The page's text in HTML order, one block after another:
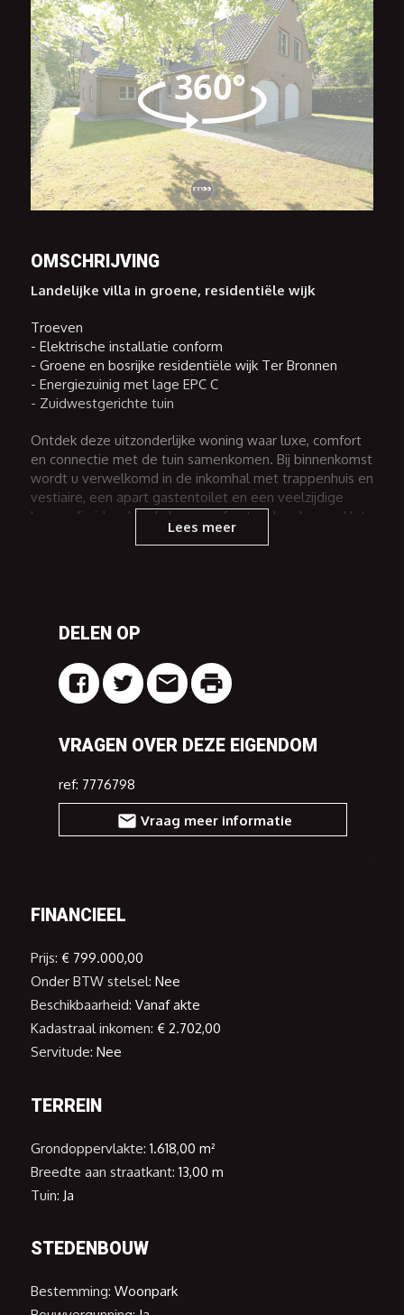
OMSCHRIJVING
Landelijke villa in groene, residentiële wijk
Troeven
- Elektrische installatie conform
- Groene en bosrijke residentiële wijk Ter Bronnen
- Energiezuinig met lage EPC C
- Zuidwestgerichte tuin
Ontdek deze uitzonderlijke woning waar luxe, comfort
en connectie met de tuin samenkomen. Bij binnenkomst
wordt u verwelkomd in de inkomhal met trappenhuis en
vestiaire, een apart gastentoilet en een veelzijdige
kamer die ideaal is als bureau of extra slaapkamer. Het
hart van de woning is de open en lichte leefruimte,
handige wasruimte, toegang tot de kelder, zijtoegang
wagens en extra opslag.
Op het eerste verdiep geeft de nachthal toegang tot
Vooraan bevinden zich twee gelijkaardige kamers, een
ligbad. Daarnaast bevindt zich een derde slaapkamer
met ruime dressing en zolderluik. De master bedroom
komt met een ruime ensuite badkamer met dubbel
lavabomeubel, spiegelwand, douche en ligbad waarin
De zuidwest georiënteerde tuin biedt een oase van
op het zonneterras of relax er met een goed boek in
de groene en bosrijke omgeving in de residentiële wijk
Ter Bronnen.
Uw eigendom verkopen? Erkend schatter-expert
Gwenny De Vroe komt uw woning gratis schatten!
Lees meer
DELEN OP
VRAGEN OVER DEZE EIGENDOM
ref: 7776798
Vraag meer informatie
FINANCIEEL
Prijs: € 799.000,00
Onder BTW stelsel: Nee
Beschikbaarheid: Vanaf akte
Kadastraal inkomen: € 2.702,00
Servitude: Nee
TERREIN
Grondoppervlakte: 1.618,00 m²
Breedte aan straatkant: 13,00 m
Tuin: Ja
STEDENBOUW
Bestemming: Woonpark